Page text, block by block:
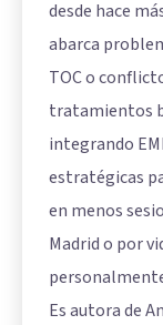
desde hace
abarca
TOC o
tratamientos
integrando
estratégicas
en menos
Madrid o por
Es autora de